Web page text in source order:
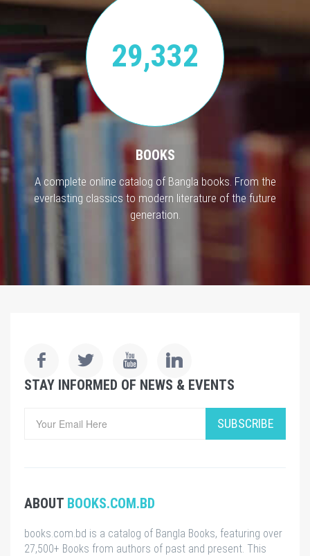
29,332
BOOKS
A complete online catalog of Bangla books. From the
everlasting classics to modern literature of the future
generation.
STAY INFORMED OF NEWS & EVENTS
SUBSCRIBE
ABOUT BOOKS.COM.BD
books.com.bd is a catalog of Bangla Books, featuring over
27,500+ Books from authors of past and present. This